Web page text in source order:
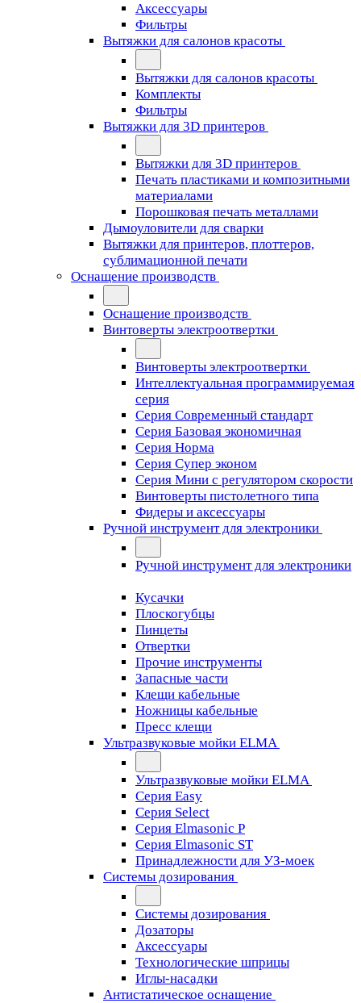
Аксессуары
Фильтры
Вытяжки для салонов красоты
Вытяжки для салонов красоты
Комплекты
Фильтры
Вытяжки для 3D принтеров
Вытяжки для 3D принтеров
Печать пластиками и композитными
материалами
Порошковая печать металлами
Дымоуловители для сварки
Вытяжки для принтеров, плоттеров,
сублимационной печати
Оснащение производств
Оснащение производств
Винтоверты электроотвертки
Винтоверты электроотвертки
Интеллектуальная программируемая
серия
Серия Современный стандарт
Серия Базовая экономичная
Серия Норма
Серия Cупер эконом
Серия Мини с регулятором скорости
Винтоверты пистолетного типа
Фидеры и аксессуары
Ручной инструмент для электроники
Ручной инструмент для электроники
Кусачки
Плоскогубцы
Пинцеты
Отвертки
Прочие инструменты
Запасные части
Клещи кабельные
Ножницы кабельные
Пресс клещи
Ультразвуковые мойки ELMA
Ультразвуковые мойки ELMA
Серия Easy
Серия Select
Серия Elmasonic P
Серия Elmasonic ST
Принадлежности для УЗ-моек
Системы дозирования
Системы дозирования
Дозаторы
Аксессуары
Технологические шприцы
Иглы-насадки
Антистатическое оснащение